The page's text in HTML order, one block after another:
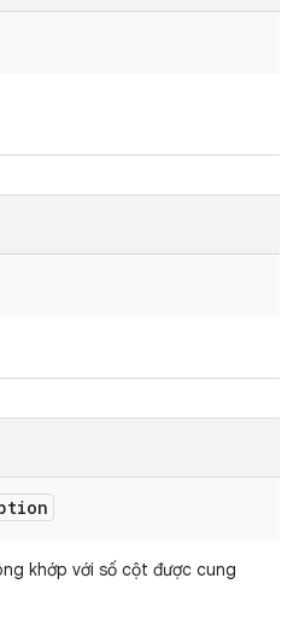
khớp với số cột được cung